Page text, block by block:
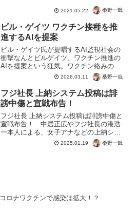
どもより自分の保身を優先して、クレー
ムを回避のために逃げる教育関係者が多
い中、ほんとうに頭がさが...
2021.05.22 桑野一哉
ビル・ゲイツ ワクチン接種を推
進するAIを提案
ビル・ゲイツ氏が提唱するAI監視社会の
衝撃なんとビルゲイツ、ワクチン推進の
AIを提案という狂気。ワクチン絡みの裁
判で、出頭命令も出されている被告人。
世界では気づいた人から打つのをやめ
る、mRNAワクチン。AIの普及で事実を
知られると困るので...
2026.03.11 桑野一哉
フジ社長 上納システム投稿は誹
謗中傷と宣戦布告！
フジ社長 上納システム投稿は誹謗中傷と
宣戦布告！ 中居正広やフジ社長の港浩
一本人による、女子アナなどの上納シス
テム。人身売買に当たる人権を無視した
非道な行為が明らかになり、逆ギレ。
2025.01.19 桑野一哉
コロナワクチンで感染は拡大！？